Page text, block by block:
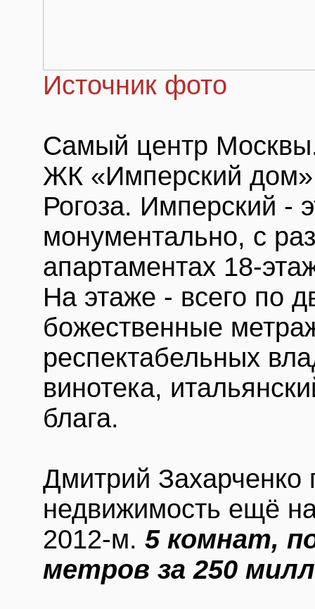
Источник фото
Самый центр
ЖК «Имперский
Рогоза. Имперский -
монументально, с
апартаментах 18-
На этаже - всего по
божественные
респектабельных
винотека,
блага.
Дмитрий Захарченко
недвижимость ещё
2012-м. 5 комнат,
метров за 250